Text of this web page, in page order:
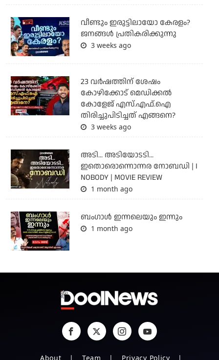
വീണ്ടും ഇരുട്ടിലായോ കേരളം?
ജനങ്ങൾ പ്രതികരിക്കുന്നു
3 weeks ago
23 വർഷത്തിന് ശേഷം
കോഴിക്കോട് മെഡിക്കൽ
കോളേജ് എസ്.എഫ്.ഐ
തിരിച്ചുപിടിച്ചത് എങ്ങനെ?
3 weeks ago
അടി... അടിയോടടി...
ഇതൊരൊന്നൊന്നര നോബഡി | I
NOBODY | MOVIE REVIEW
1 month ago
ബംഗാള്‍ ഇന്നലെയും ഇന്നും
1 month ago
About Team Privacy Policy